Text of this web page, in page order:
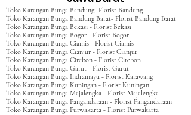
Toko Karangan Bunga Bandung- Florist Bandung
Toko Karangan Bunga Bandung Barat- Florist Bandung Barat
Toko Karangan Bunga Bekasi - Florist Bekasi
Toko Karangan Bunga Bogor - Florist Bogor
Toko Karangan Bunga Ciamis - Florist Ciamis
Toko Karangan Bunga Cianjur - Florist Cianjur
Toko Karangan Bunga Cirebon - Florist Cirebon
Toko Karangan Bunga Garut - Florist Garut
Toko Karangan Bunga Indramayu - Florist Karawang
Toko Karangan Bunga Kuningan - Florist Kuningan
Toko Karangan Bunga Majalengka - Florist Majalengka
Toko Karangan Bunga Pangandaraan - Florist Pangandaraan
Toko Karangan Bunga Purwakarta - Florist Purwakarta